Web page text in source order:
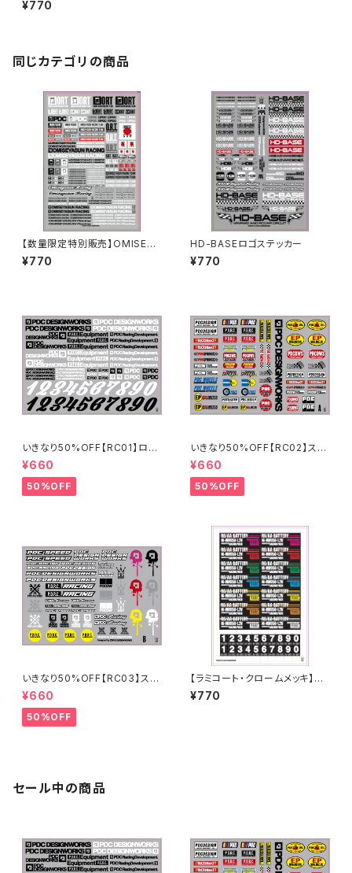
¥770
同じカテゴリの商品
【数量限定特別販売】OMISEYA
SUN [ ORT ]ステッカーシート
¥770
HD-BASEロゴステッカー
¥770
いきなり50%OFF【RC01】ロゴ
ステッカー2024
¥660
50%OFF
いきなり50%OFF【RC02】スポ
ンサーステッカーA 2024
¥660
50%OFF
いきなり50%OFF【RC03】スポ
ンサーステッカーB 2024
¥660
50%OFF
【ラミコート・クロームメッキ】PD
C_STICKER SHEET [2024]R
6/AAバッテリーステッカー
¥770
セール中の商品